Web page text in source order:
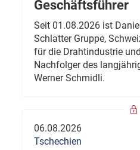
Geschäftsführer
Seit 01.08.2026 ist
Schlatter Gruppe,
für die Drahtindustrie
Nachfolger des
Werner Schmidli.
06.08.2026
Tschechien